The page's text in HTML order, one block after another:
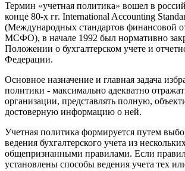
Термин «учетная политика» вошел в
конце 80-х гг. International Accounting
(Международных стандартов финансовой
МСФО), в начале 1992 был нормативно
Положении о бухгалтерском учете и
Федерации.
Основное назначение и главная задача
политики - максимально адекватно
организации, представлять полную,
достоверную информацию о ней.
Учетная политика формируется путем
ведения бухгалтерского учета из
общепризнанными правилами. Если
установлены способы ведения учета тех